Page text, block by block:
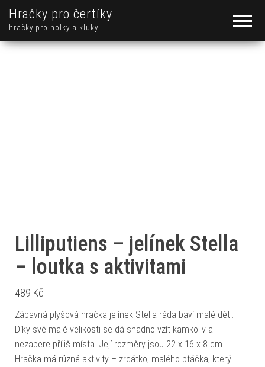
Hračky pro čertíky
hračky pro holky a kluky
Lilliputiens – jelínek Stella
– loutka s aktivitami
489 Kč
Zábavná plyšová hračka jelínek Stella ráda baví malé děti.
Díky své malé velikosti se dá snadno vzít kamkoliv a
nezabere příliš místa. Její rozměry jsou 22 x 16 x 8 cm.
Hračka má různé aktivity – zrcátko, malého ptáčka, který